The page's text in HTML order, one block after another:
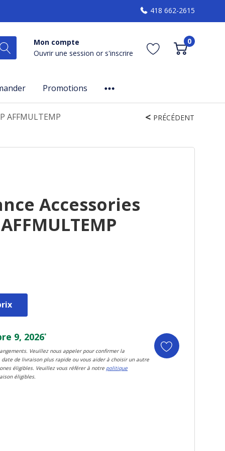
418 662-2615
Mon compte
Ouvrir une session or s'inscrire
0
Promotions
AFFMULTEMP PRÉCÉDENT
Accessories
9, 2026*
Veuillez nous appeler pour confirmer la
de livraison plus rapide ou vous aider à choisir un autre
éligibles. Veuillez vous référer à notre politique
éligibles.